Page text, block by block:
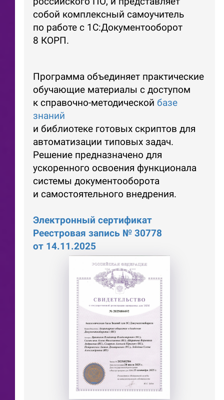
собой комплексный самоучитель
по работе с 1С:Документооборот
8 КОРП.
Программа объединяет практические
обучающие материалы с доступом
к справочно-методической базе
знаний
и библиотеке готовых скриптов для
автоматизации типовых задач.
Решение предназначено для
ускоренного освоения функционала
системы документооборота
и самостоятельного внедрения.
Электронный сертификат
Реестровая запись № 30778
от 14.11.2025